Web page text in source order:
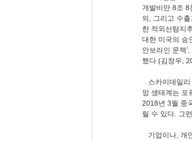
개발비만 8조 8
의, 그리고 수
한 적외선탐지
대한 미국의 승
안보라인 문책
했다.(김정우,
망 생태계는 포
2018년 3월 중
릴 수 있다. 그